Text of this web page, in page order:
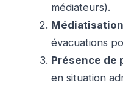
médiateurs).
Médiatisation
évacuations
Présence de
en situation